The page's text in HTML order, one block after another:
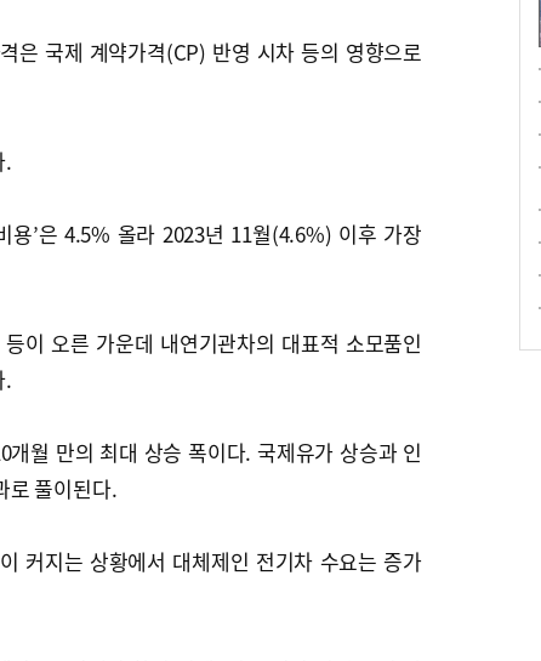
은 국제 계약가격(CP) 반영 시차 등의 영향으로
.
용’은 4.5% 올라 2023년 11월(4.6%) 이후 가장
이 오른 가운데 내연기관차의 대표적 소모품인
.
월 만의 최대 상승 폭이다. 국제유가 상승과 인
로 풀이된다.
커지는 상황에서 대체제인 전기차 수요는 증가